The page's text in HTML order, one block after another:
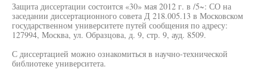
Защита диссертации состоится «30» мая 2012 г. в /5~: СО на
заседании диссертационного совета Д 218.005.13 в Московском
государственном университете путей сообщения по адресу:
127994, Москва, ул. Образцова, д. 9, стр. 9, ауд. 8509.
С диссертацией можно ознакомиться в научно-технической
библиотеке университета.